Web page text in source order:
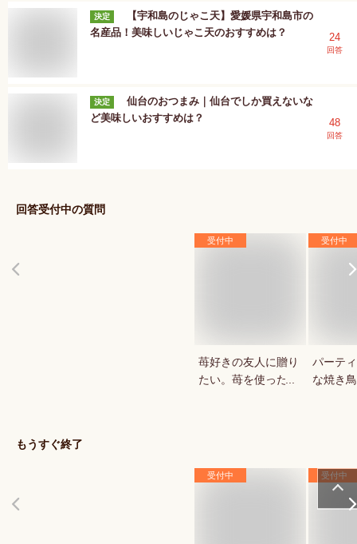
決定
【宇和島のじゃこ天】愛媛県宇和島市の
名産品！美味しいじゃこ天のおすすめは？
24
回答
決定
仙台のおつまみ｜仙台でしか買えないな
ど美味しいおすすめは？
48
回答
回答受付中の質問
受付中
苺好きの友人に贈り
たい。苺を使ったお
受付中
パーテ
な焼き
もうすぐ終了
受付中 受付中